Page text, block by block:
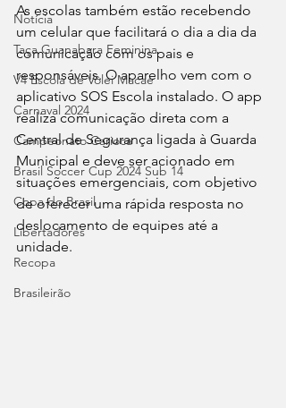
Notícia
Taça Guanabara Feminina
V4 Escola de Vôlei Macaé
Carnaval 2024
Campeonato Carioca
Brasil Soccer Cup 2024 Sub 14
Copa do Brasil
Libertadores
Recopa
Brasileirão
As escolas também estão recebendo
um celular que facilitará o dia a dia da
comunicação com os pais e
responsáveis. O aparelho vem com o
aplicativo SOS Escola instalado. O app
realiza comunicação direta com a
Central de Segurança ligada à Guarda
Municipal e deve ser acionado em
situações emergenciais, com objetivo
de oferecer uma rápida resposta no
deslocamento de equipes até a
unidade.